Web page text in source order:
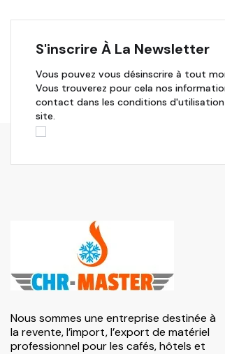
S'inscrire À La Newsletter
Vous pouvez vous désinscrire à tout
Vous trouverez pour cela nos
contact dans les conditions
site.
Nous sommes une entreprise destinée à
la revente, l’import, l’export de matériel
professionnel pour les cafés, hôtels et